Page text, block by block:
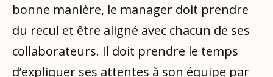
bonne manière, le manager doit prendre
du recul et être aligné avec chacun de ses
collaborateurs. Il doit prendre le temps
d’expliquer ses attentes à son équipe par